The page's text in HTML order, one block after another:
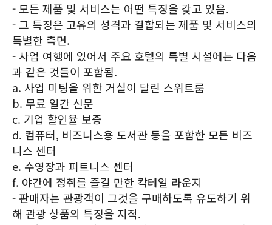
- 모든 제품 및 서비스는 어떤 특징을 갖고 있음.
- 그 특징은 고유의 성격과 결합되는 제품 및 서비스의
특별한 측면.
- 사업 여행에 있어서 주요 호텔의 특별 시설에는 다음
과 같은 것들이 포함됨.
a. 사업 미팅을 위한 거실이 달린 스위트룸
b. 무료 일간 신문
c. 기업 할인율 보증
d. 컴퓨터, 비즈니스용 도서관 등을 포함한 모든 비즈
니스 센터
e. 수영장과 피트니스 센터
f. 야간에 정취를 즐길 만한 칵테일 라운지
- 판매자는 관광객이 그것을 구매하도록 유도하기 위
해 관광 상품의 특징을 지적.